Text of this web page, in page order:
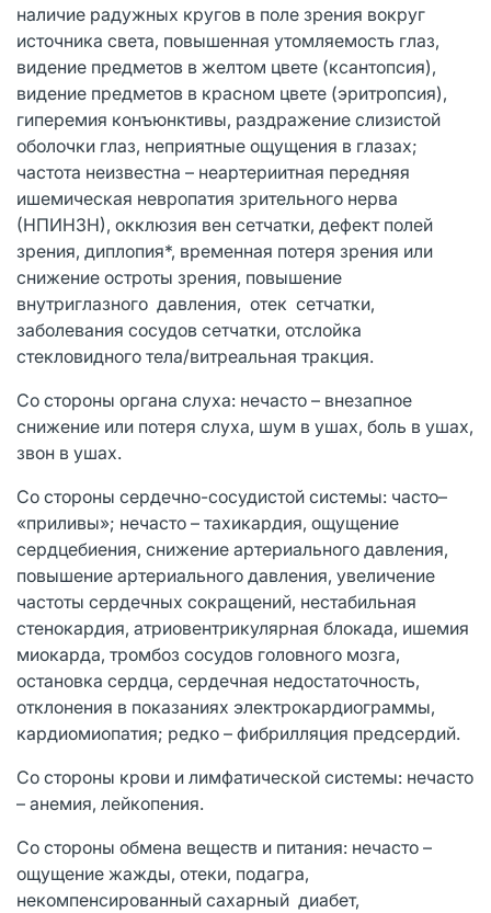
наличие радужных кругов в поле зрения вокруг
источника света, повышенная утомляемость глаз,
видение предметов в желтом цвете (ксантопсия),
видение предметов в красном цвете (эритропсия),
гиперемия конъюнктивы, раздражение слизистой
оболочки глаз, неприятные ощущения в глазах;
частота неизвестна – неартериитная передняя
ишемическая невропатия зрительного нерва
(НПИНЗН), окклюзия вен сетчатки, дефект полей
зрения, диплопия*, временная потеря зрения или
снижение остроты зрения, повышение
внутриглазного давления, отек сетчатки,
заболевания сосудов сетчатки, отслойка
стекловидного тела/витреальная тракция.
Со стороны органа слуха: нечасто – внезапное
снижение или потеря слуха, шум в ушах, боль в ушах,
звон в ушах.
Со стороны сердечно-сосудистой системы: часто–
«приливы»; нечасто – тахикардия, ощущение
сердцебиения, снижение артериального давления,
повышение артериального давления, увеличение
частоты сердечных сокращений, нестабильная
стенокардия, атриовентрикулярная блокада, ишемия
миокарда, тромбоз сосудов головного мозга,
остановка сердца, сердечная недостаточность,
отклонения в показаниях электрокардиограммы,
кардиомиопатия; редко – фибрилляция предсердий.
Со стороны крови и лимфатической системы: нечасто
– анемия, лейкопения.
Со стороны обмена веществ и питания: нечасто –
ощущение жажды, отеки, подагра,
некомпенсированный сахарный диабет,